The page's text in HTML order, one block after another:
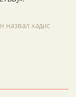
назвал хадис